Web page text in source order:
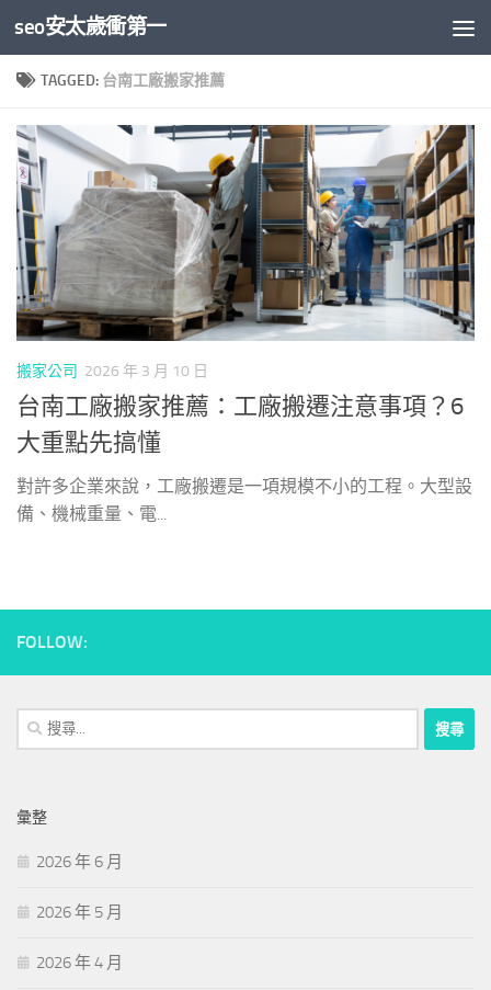
Skip to content
seo安太歲衝第一
TAGGED: 台南工廠搬家推薦
搬家公司 2026 年 3 月 10 日
台南工廠搬家推薦：工廠搬遷注意事項？6
大重點先搞懂
對許多企業來說，工廠搬遷是一項規模不小的工程。大型設
備、機械重量、電...
FOLLOW:
搜
尋
字:
彙整
2026 年 6 月
2026 年 5 月
2026 年 4 月